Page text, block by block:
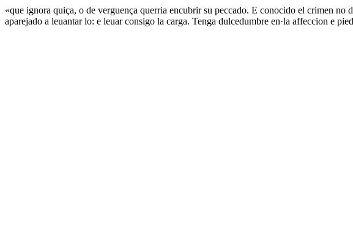
«que ignora quiça, o de verguença querria encubrir su peccado. E conocido el crimen no
aparejado a leuantar lo: e leuar consigo la carga. Tenga dulcedumbre en·la affeccion e